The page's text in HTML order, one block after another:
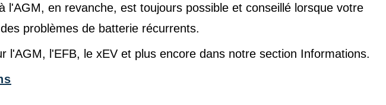
l'AGM, en revanche, est toujours possible et conseillé lorsque votre
problèmes de batterie récurrents.
l'AGM, l'EFB, le xEV et plus encore dans notre section Informations.